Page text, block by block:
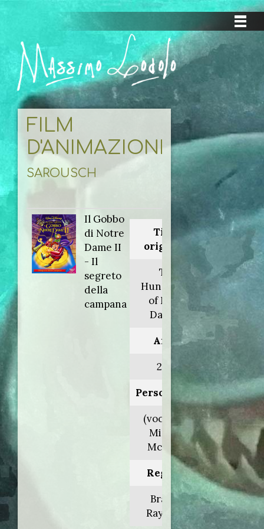
FILM
D'ANIMAZIONE
SAROUSCH
Il Gobbo
di Notre
Dame II
- Il
segreto
della
campana
Titolo
originale:
The
Hunchback
of Notre
Dame II
Anno:
2002
Personaggio:
(voce orig.
Michael
McKean)
Regia di:
Bradley
Raymond